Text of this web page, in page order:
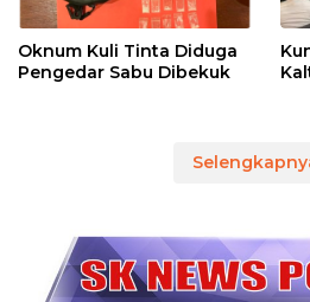
Oknum Kuli Tinta Diduga
Pengedar Sabu Dibekuk